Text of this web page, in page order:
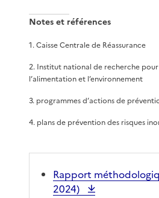
Notes et références
1.Caisse Centrale de Réassurance
2. Institut national de recherche
l’alimentation et l’environnement
3. programmes d’actions de
4. plans de prévention des risques
Rapport
2024)